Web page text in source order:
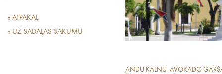
« ATPAKAĻ
« UZ SADAĻAS SĀKUMU
ANDU KALNU, AVOKADO